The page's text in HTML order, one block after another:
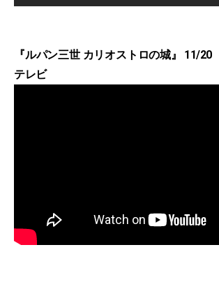
『ルパン三世 カリオストロの城』 11/20
テレビ